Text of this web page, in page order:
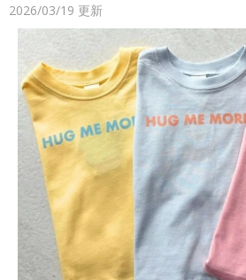
2026/03/19 更新